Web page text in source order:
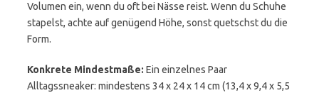
Volumen ein, wenn du oft bei Nässe reist. Wenn du Schuhe
stapelst, achte auf genügend Höhe, sonst quetschst du die
Form.
Konkrete Mindestmaße: Ein einzelnes Paar
Alltagssneaker: mindestens 34 x 24 x 14 cm (13,4 x 9,4 x 5,5